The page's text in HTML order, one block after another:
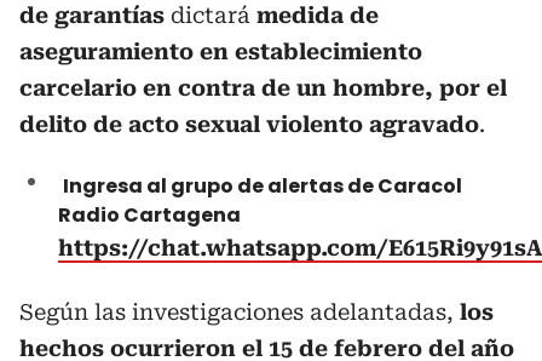
de garantías dictará medida de
aseguramiento en establecimiento
carcelario en contra de un hombre, por el
delito de acto sexual violento agravado.
Ingresa al grupo de alertas de Caracol
Radio Cartagena
https://chat.whatsapp.com/
Según las investigaciones adelantadas, los
hechos ocurrieron el 15 de febrero del año